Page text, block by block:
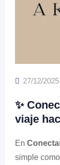
27/12/
✨
viaje
En
simple